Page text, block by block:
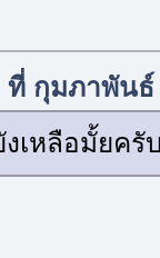
กุมภาพันธ์
เหลือมั้ยครั